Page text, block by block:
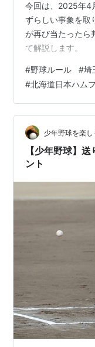
今回は、2025年4
ずらしい事象を取
が再び当たったら
て解説します。
#野球ルール #埼
#北海道日本ハム
少年野球を楽し
【少年野球】
ント